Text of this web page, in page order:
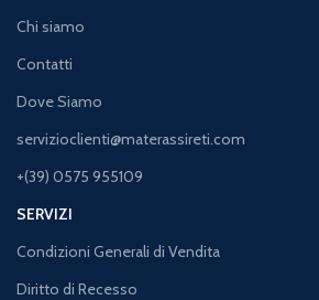
Chi siamo
Contatti
Dove Siamo
servizioclienti@materassireti.com
+(39) 0575 955109
SERVIZI
Condizioni Generali di Vendita
Diritto di Recesso